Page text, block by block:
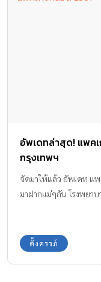
อัพเดทล่าสุด! แพค
กรุงเทพฯ
จัดมาให้แล้ว อัพเดท แ
มาฝากแม่ๆกัน โรงพยา
ตั้งครรภ์